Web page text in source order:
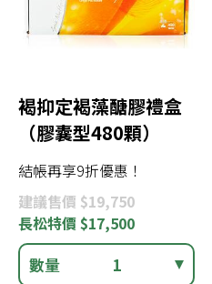
褐抑定褐藻醣膠禮盒
（膠囊型480顆）
結帳再享9折優惠！
建議售價 $19,750
長松特價 $17,500
數量 1